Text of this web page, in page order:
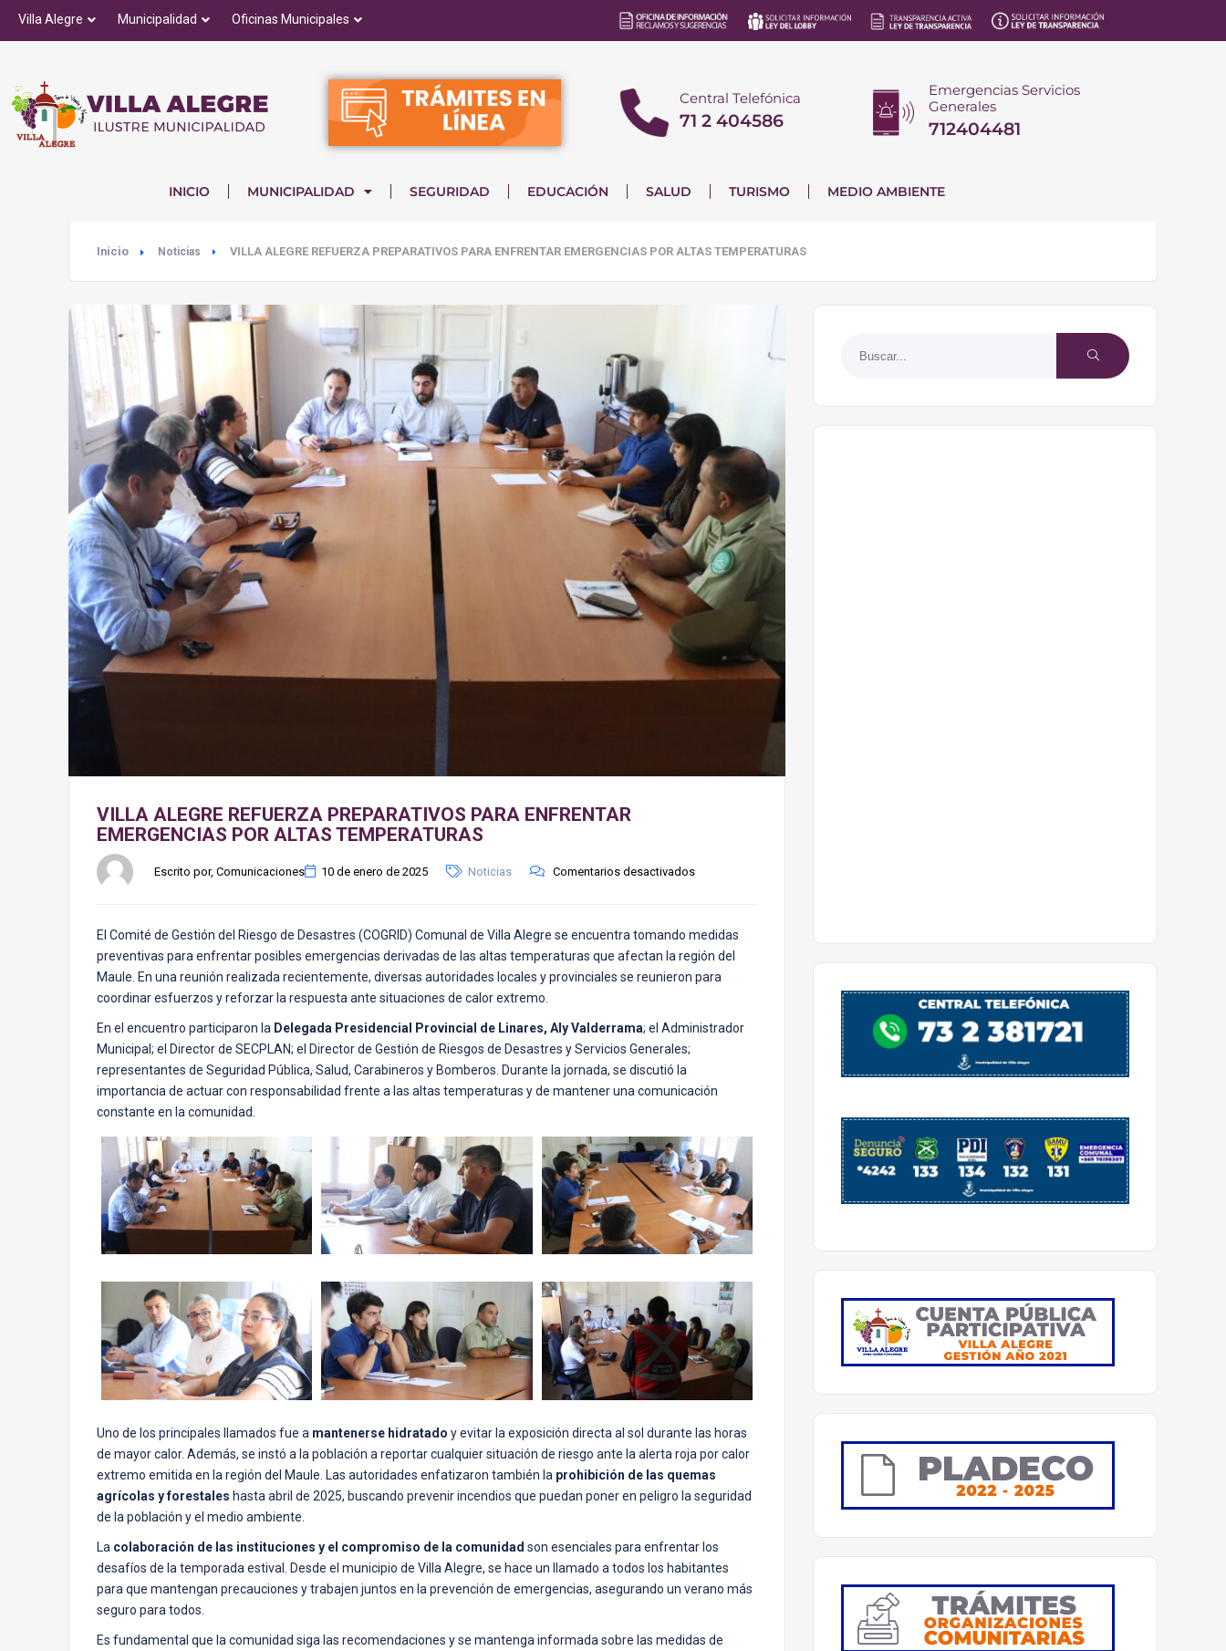
Villa Alegre Municipalidad Oficinas Municipales
Central Telefónica
71 2 404586
Emergencias Servicios
Generales
712404481
INICIO MUNICIPALIDAD SEGURIDAD EDUCACIÓN SALUD TURISMO MEDIO AMBIENTE
Inicio Noticias VILLA ALEGRE REFUERZA PREPARATIVOS PARA ENFRENTAR EMERGENCIAS POR ALTAS TEMPERATURAS
VILLA ALEGRE REFUERZA PREPARATIVOS PARA ENFRENTAR
EMERGENCIAS POR ALTAS TEMPERATURAS
Escrito por, Comunicaciones 10 de enero de 2025 Noticias Comentarios desactivados
El Comité de Gestión del Riesgo de Desastres (COGRID) Comunal de Villa Alegre se encuentra tomando medidas
preventivas para enfrentar posibles emergencias derivadas de las altas temperaturas que afectan la región del
Maule. En una reunión realizada recientemente, diversas autoridades locales y provinciales se reunieron para
coordinar esfuerzos y reforzar la respuesta ante situaciones de calor extremo.
En el encuentro participaron la Delegada Presidencial Provincial de Linares, Aly Valderrama; el Administrador
Municipal; el Director de SECPLAN; el Director de Gestión de Riesgos de Desastres y Servicios Generales;
representantes de Seguridad Pública, Salud, Carabineros y Bomberos. Durante la jornada, se discutió la
importancia de actuar con responsabilidad frente a las altas temperaturas y de mantener una comunicación
constante en la comunidad.
Uno de los principales llamados fue a mantenerse hidratado y evitar la exposición directa al sol durante las horas
de mayor calor. Además, se instó a la población a reportar cualquier situación de riesgo ante la alerta roja por calor
extremo emitida en la región del Maule. Las autoridades enfatizaron también la prohibición de las quemas
agrícolas y forestales hasta abril de 2025, buscando prevenir incendios que puedan poner en peligro la seguridad
de la población y el medio ambiente.
La colaboración de las instituciones y el compromiso de la comunidad son esenciales para enfrentar los
desafíos de la temporada estival. Desde el municipio de Villa Alegre, se hace un llamado a todos los habitantes
para que mantengan precauciones y trabajen juntos en la prevención de emergencias, asegurando un verano más
seguro para todos.
Es fundamental que la comunidad siga las recomendaciones y se mantenga informada sobre las medidas de